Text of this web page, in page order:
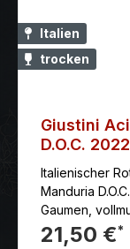
Italien
trocken
Giustini
D.O.C. 2022
Italienischer
Manduria
Gaumen,
Nachgeschmack
21,50 €*